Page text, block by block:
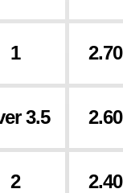
1 2.70
3.5 2.60
2 2.40